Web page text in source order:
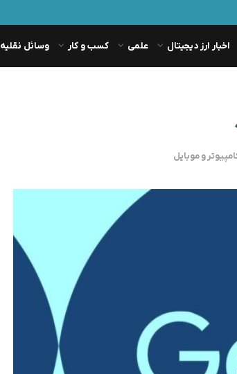
اخبار ارز دیجیتال علمی کسب و کار وسائل نقلیه
و موبایل